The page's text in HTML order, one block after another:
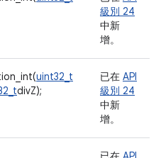
級別 24
中新
增。
uint32_t
divZ);
已在 API
級別 24
中新
增。